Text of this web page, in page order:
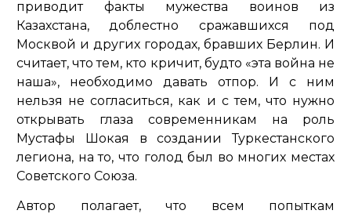
приводит факты мужества воинов из
Казахстана, доблестно сражавшихся под
Москвой и других городах, бравших Берлин. И
считает, что тем, кто кричит, будто «эта война не
наша», необходимо давать отпор. И с ним
нельзя не согласиться, как и с тем, что нужно
открывать глаза современникам на роль
Мустафы Шокая в создании Туркестанского
легиона, на то, что голод был во многих местах
Советского Союза.
Автор полагает, что всем попыткам